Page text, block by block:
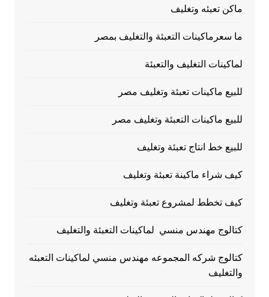
ماكن تعبئه وتغليف
ما سعرماكينات التعبئة والتغليف بمصر
لماكينات التغليف والتعبئة
للبيع ماكينات تعبئة وتغليف مصر
للبيع ماكينات التعبئة وتغليف مصر
للبيع خط انتاج تعبئة وتغليف
كيف شراء ماكينة تعبئة وتغليف
كيف تخطط لمشروع تعبئة وتغليف
كتالوج مهندس منسي لماكينات التعبئة والتغليف
كتالوج شركه المجموعه مهندس منسي لماكينات التعبئه
والتغليف